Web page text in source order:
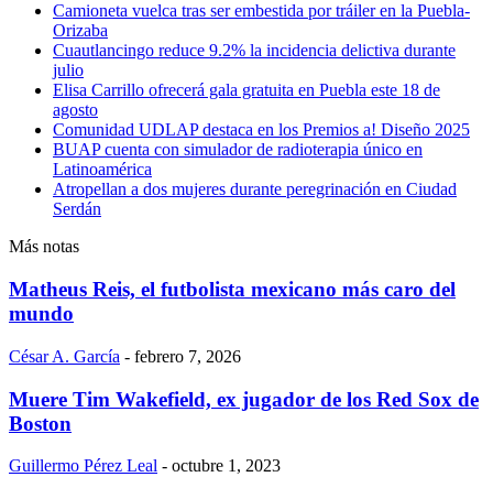
Camioneta vuelca tras ser embestida por tráiler en la Puebla-
Orizaba
Cuautlancingo reduce 9.2% la incidencia delictiva durante
julio
Elisa Carrillo ofrecerá gala gratuita en Puebla este 18 de
agosto
Comunidad UDLAP destaca en los Premios a! Diseño 2025
BUAP cuenta con simulador de radioterapia único en
Latinoamérica
Atropellan a dos mujeres durante peregrinación en Ciudad
Serdán
Más notas
Matheus Reis, el futbolista mexicano más caro del
mundo
César A. García - febrero 7, 2026
Muere Tim Wakefield, ex jugador de los Red Sox de
Boston
Guillermo Pérez Leal - octubre 1, 2023